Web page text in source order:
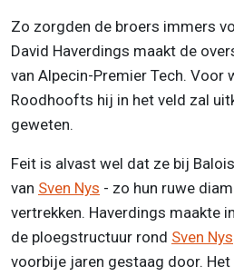
Zo zorgden de broers immers
David Haverdings maakt de
van Alpecin-Premier Tech. Voor
Roodhoofts hij in het veld zal
geweten.
Feit is alvast wel dat ze bij
van Sven Nys - zo hun ruwe
vertrekken. Haverdings maakte
de ploegstructuur rond Sven Nys
voorbije jaren gestaag door.